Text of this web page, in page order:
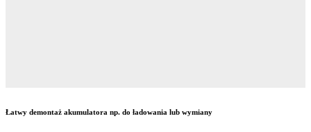
Łatwy demontaż akumulatora np. do ładowania lub wymiany